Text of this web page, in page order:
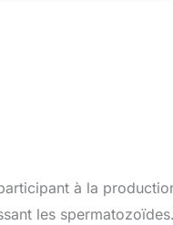
à la
les